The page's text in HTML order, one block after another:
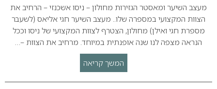
מעצב השיער ומאסטר הגזירות מחולון – ניסו אשכנזי – הרחיב את
הצוות המקצועי במספרה שלו.. מעצב השיער חגי אליאס (לשעבר
מספרת חגי ואילן) מחולון, הצטרף לצוות המקצועי של ניסו וככל
הנראה מצפה לנו שנה אופנתית במיוחד. מרחיב את הצוות –…
המשך קריאה